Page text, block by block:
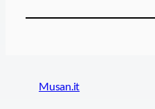
Musan.it